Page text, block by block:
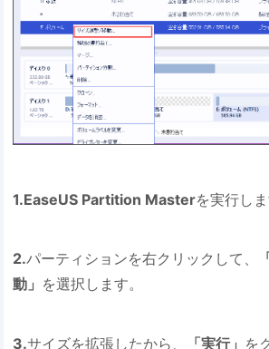
1.EaseUS Partition Masterを実行しま
2.パーティションを右クリックして、
動」 を選択します。
3.サイズを拡張したから、 「実行」 を